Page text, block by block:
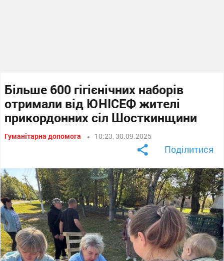
Більше 600 гігієнічних наборів
отримали від ЮНІСЕФ жителі
прикордонних сіл Шосткинщини
Гуманітарна допомога 10:23, 30.09.2025
Поділитися